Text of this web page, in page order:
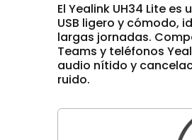
El Yealink UH34 Lite es
USB ligero y cómodo,
largas jornadas.
Teams y teléfonos
audio nítido y
ruido.